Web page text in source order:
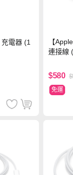
充電器 (1
【
連接線
$580
免運